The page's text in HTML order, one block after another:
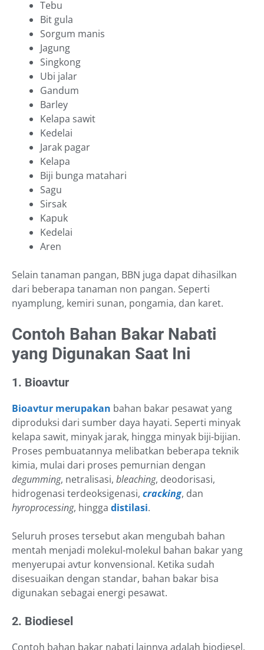
Tebu
Bit gula
Sorgum manis
Jagung
Singkong
Ubi jalar
Gandum
Barley
Kelapa sawit
Kedelai
Jarak pagar
Kelapa
Biji bunga matahari
Sagu
Sirsak
Kapuk
Kedelai
Aren
Selain tanaman pangan, BBN juga dapat dihasilkan
dari beberapa tanaman non pangan. Seperti
nyamplung, kemiri sunan, pongamia, dan karet.
Contoh Bahan Bakar Nabati
yang Digunakan Saat Ini
1. Bioavtur
Bioavtur merupakan bahan bakar pesawat yang
diproduksi dari sumber daya hayati. Seperti minyak
kelapa sawit, minyak jarak, hingga minyak biji-bijian.
Proses pembuatannya melibatkan beberapa teknik
kimia, mulai dari proses pemurnian dengan
degumming, netralisasi, bleaching, deodorisasi,
hidrogenasi terdeoksigenasi, cracking, dan
hyroprocessing, hingga distilasi.
Seluruh proses tersebut akan mengubah bahan
mentah menjadi molekul-molekul bahan bakar yang
menyerupai avtur konvensional. Ketika sudah
disesuaikan dengan standar, bahan bakar bisa
digunakan sebagai energi pesawat.
2. Biodiesel
Contoh bahan bakar nabati lainnya adalah biodiesel.